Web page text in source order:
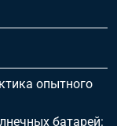
опытного
батарей: